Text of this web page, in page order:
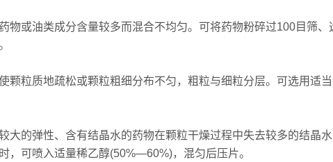
油类成分含量较多而混合不均匀。可将药物粉碎过100目筛、
质地疏松或颗粒粗细分布不匀，粗粒与细粒分层。可选用适当
弹性、含有结晶水的药物在颗粒干燥过程中失去较多的结晶水
，可喷入适量稀乙醇(50%—60%)，混匀后压片。